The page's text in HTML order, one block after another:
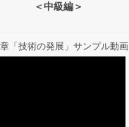
＜中級編＞
「技術の発展」サンプル動画